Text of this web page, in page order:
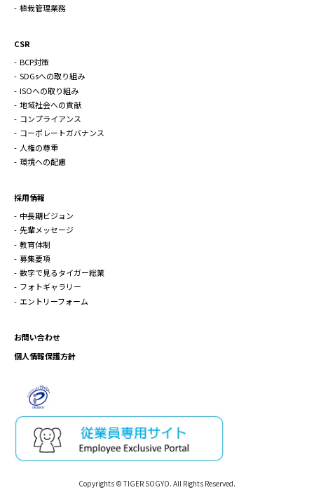
植栽管理業務
CSR
BCP対策
SDGsへの取り組み
ISOへの取り組み
地域社会への貢献
コンプライアンス
コーポレートガバナンス
人権の尊重
環境への配慮
採用情報
中長期ビジョン
先輩メッセージ
教育体制
募集要項
数字で見るタイガー総業
フォトギャラリー
エントリーフォーム
お問い合わせ
個人情報保護方針
Copyrights © TIGER SOGYO. All Rights Reserved.